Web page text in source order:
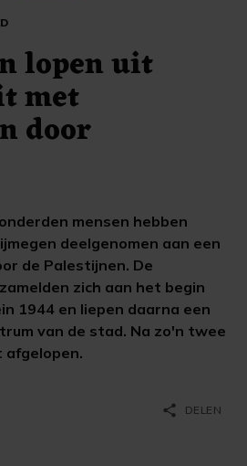
lopen uit
met
door
mensen hebben
deelgenomen aan een
de Palestijnen. De
zich aan het begin
1944 en liepen daarna een
van de stad. Na zo'n twee
share DELEN